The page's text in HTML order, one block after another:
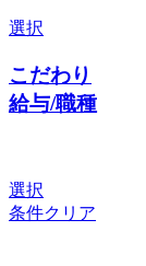
選択
こだわり
給与/職種
選択
条件クリア